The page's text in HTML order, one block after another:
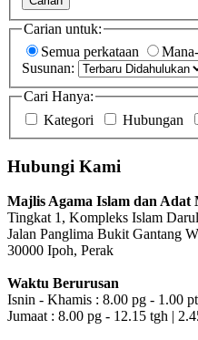
Carian untuk:
Semua perkataan
Susunan:
Cari Hanya:
Kategori
Hubungan
Hubungi Kami
Majlis Agama Islam dan Adat
Tingkat 1, Kompleks Islam
Jalan Panglima Bukit Gantang
30000 Ipoh, Perak
Waktu Berurusan
Isnin - Khamis : 8.00 pg - 1.00
Jumaat : 8.00 pg - 12.15 tgh |